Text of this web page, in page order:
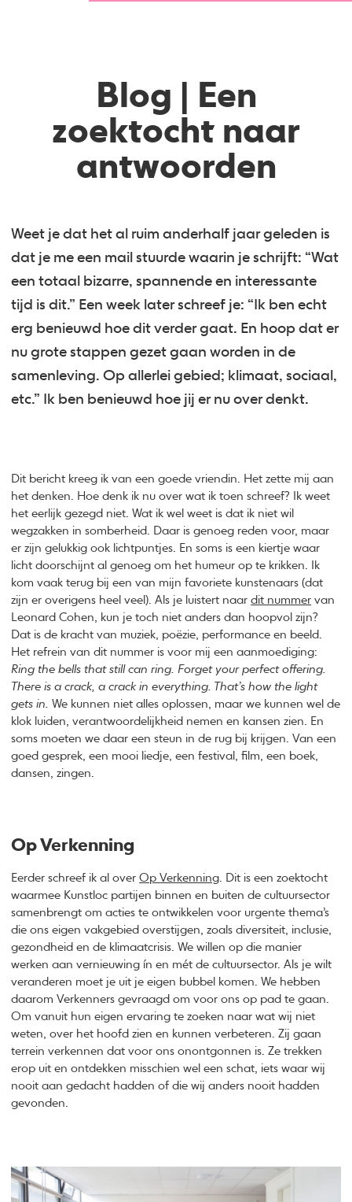
Blog | Een
zoektocht naar
antwoorden
Weet je dat het al ruim anderhalf jaar geleden is
dat je me een mail stuurde waarin je schrijft: “Wat
een totaal bizarre, spannende en interessante
tijd is dit.” Een week later schreef je: “Ik ben echt
erg benieuwd hoe dit verder gaat. En hoop dat er
nu grote stappen gezet gaan worden in de
samenleving. Op allerlei gebied; klimaat, sociaal,
etc.” Ik ben benieuwd hoe jij er nu over denkt.
Dit bericht kreeg ik van een goede vriendin. Het zette mij aan
het denken. Hoe denk ik nu over wat ik toen schreef? Ik weet
het eerlijk gezegd niet. Wat ik wel weet is dat ik niet wil
wegzakken in somberheid. Daar is genoeg reden voor, maar
er zijn gelukkig ook lichtpuntjes. En soms is een kiertje waar
licht doorschijnt al genoeg om het humeur op te krikken. Ik
kom vaak terug bij een van mijn favoriete kunstenaars (dat
zijn er overigens heel veel). Als je luistert naardit nummer van
Leonard Cohen, kun je toch niet anders dan hoopvol zijn?
Dat is de kracht van muziek, poëzie, performance en beeld.
Het refrein van dit nummer is voor mij een aanmoediging:
Ring the bells that still can ring. Forget your perfect offering.
There is a crack, a crack in everything. That’s how the light
gets in. We kunnen niet alles oplossen, maar we kunnen wel de
klok luiden, verantwoordelijkheid nemen en kansen zien. En
soms moeten we daar een steun in de rug bij krijgen. Van een
goed gesprek, een mooi liedje, een festival, film, een boek,
dansen, zingen.
Op Verkenning
Eerder schreef ik al overOp Verkenning . Dit is een zoektocht
waarmee Kunstloc partijen binnen en buiten de cultuursector
samenbrengt om acties te ontwikkelen voor urgente thema’s
die ons eigen vakgebied overstijgen, zoals diversiteit, inclusie,
gezondheid en de klimaatcrisis. We willen op die manier
werken aan vernieuwing ín en mét de cultuursector. Als je wilt
veranderen moet je uit je eigen bubbel komen. We hebben
daarom Verkenners gevraagd om voor ons op pad te gaan.
Om vanuit hun eigen ervaring te zoeken naar wat wij niet
weten, over het hoofd zien en kunnen verbeteren. Zij gaan
terrein verkennen dat voor ons onontgonnen is. Ze trekken
erop uit en ontdekken misschien wel een schat, iets waar wij
nooit aan gedacht hadden of die wij anders nooit hadden
gevonden.